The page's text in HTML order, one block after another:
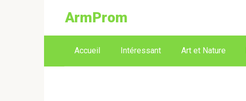
ArmProm
Accueil Intéressant Art et Nature